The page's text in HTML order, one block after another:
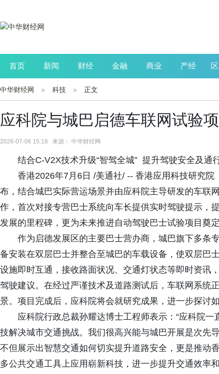
首页 新闻 财经 金融 商业 产经
公司 生活 读书
中华财经网 科技 正文
应科院与城巴启德车联网试验
2026-07-06 15:18 来源： 中华财经网
结合C-V2X技术升级“智驾全城” 提升驾驶安全及通
香港2026年7月6日 /美通社/ -- 香港应用科技研究
布，结合城巴实际营运场景并由应科院主导研发的车联
作，首次对接专营巴士系统向车长提供实时驾驶提示，
发展的里程碑，更为未来推进自动驾驶巴士试验项目奠
作为启德发展区的主要巴士营办商，城巴旗下多条
备安装在双层巴士并整合至城巴的车载设备，使双层巴
设施即时互通，接收路面状况、交通灯状态等即时资讯
驾驶建议。在经过严谨技术及道路测试后，车联网系统
景。项目完成后，应科院将会就研究成果，进一步探讨
应科院行政总裁孙耀达博士工程师表示：“应科院
技解决城市交通挑战。我们很高兴能与城巴开展是次先
不但展示出智慧交通如何切实提升道路安全，更是推动
多公共交通工具上应用崭新科技，进一步提升交通效率